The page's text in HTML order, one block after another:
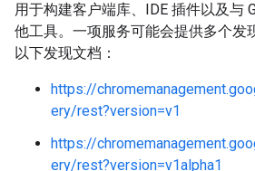
用于构建客户端库、IDE 插件以及与
他工具。一项服务可能会提供多个发
以下发现文档：
https://
ery/rest?version=v1
https://
ery/rest?version=v1alpha1